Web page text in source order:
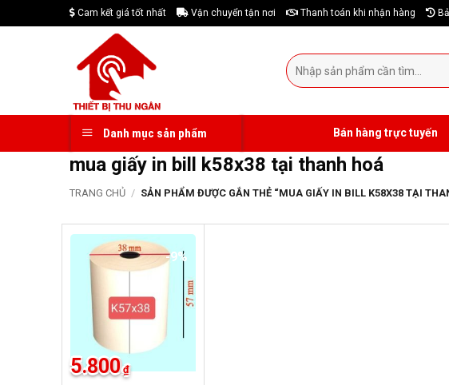
to
Cam kết giá tốt nhất Vận chuyển tận nơi Thanh toán khi nhận hàng
Tìm
kiếm:
Danh mục sản phẩm Bán hàng trực tuyến
mua giấy in bill k58x38 tại thanh hoá
TRANG CHỦ / SẢN PHẨM ĐƯỢC GẮN THẺ “MUA GIẤY IN BILL K58X38 TẠI
-9%
5.800 ₫